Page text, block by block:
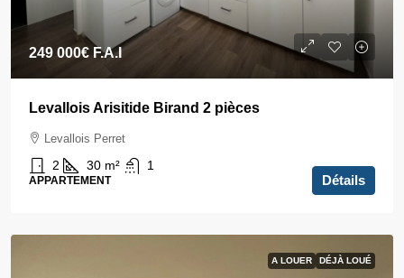
249 000€ F.A.I
Levallois Arisitide Birand 2 pièces
Levallois Perret
2 30 m² 1
APPARTEMENT Détails
A LOUER DÉJÀ LOUÉ